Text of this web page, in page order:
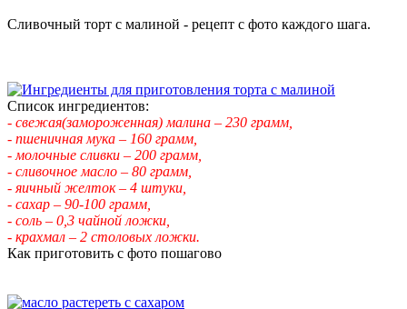
Сливочный торт с малиной - рецепт с фото каждого шага.
Список ингредиентов:
- свежая(замороженная) малина – 230 грамм,
- пшеничная мука – 160 грамм,
- молочные сливки – 200 грамм,
- сливочное масло – 80 грамм,
- яичный желток – 4 штуки,
- сахар – 90-100 грамм,
- соль – 0,3 чайной ложки,
- крахмал – 2 столовых ложки.
Как приготовить с фото пошагово